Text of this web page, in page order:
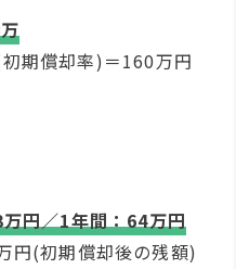
期償却率)＝160万円
円／1年間：64万円
(初期償却後の残額)